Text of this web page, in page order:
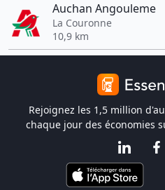
Auchan Angouleme
La Couronne
10,9 km
Rejoignez les 1,5 million
chaque jour des économies